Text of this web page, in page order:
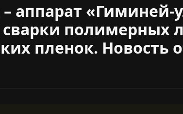
аппарат «Гиминей-
полимерных
пленок. Новость